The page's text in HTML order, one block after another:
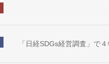
「日経SDGs経営調査」で